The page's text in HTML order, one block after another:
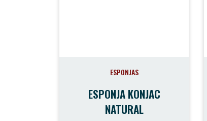
ESPONJAS
ESPONJA KONJAC
NATURAL